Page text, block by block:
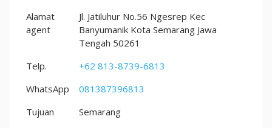
Alamat
agent
Jl. Jatiluhur No.56 Ngesrep Kec
Banyumanik Kota Semarang Jawa
Tengah 50261
Telp.
+62 813-8739-6813
WhatsApp
081387396813
Tujuan
Semarang